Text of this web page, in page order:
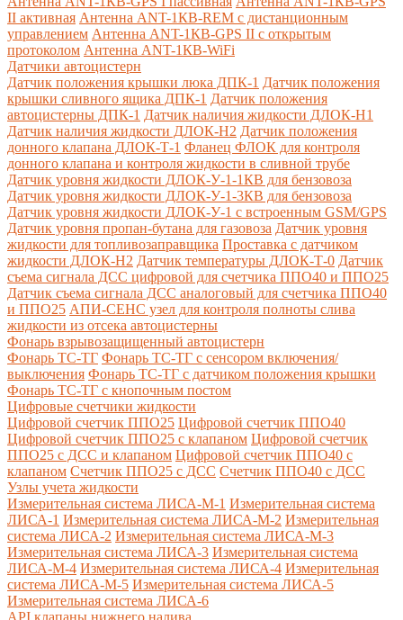
II активная Антенна ANT-1КВ-REM c дистанционным
управлением Антенна ANT-1КВ-GPS II с открытым
протоколом Антенна ANT-1КВ-WiFi
Датчики автоцистерн
Датчик положения крышки люка ДПК-1 Датчик положения
крышки сливного ящика ДПК-1 Датчик положения
автоцистерны ДПК-1 Датчик наличия жидкости ДЛОК-Н1
Датчик наличия жидкости ДЛОК-Н2 Датчик положения
донного клапана ДЛОК-Т-1 Фланец ФЛОК для контроля
донного клапана и контроля жидкости в сливной трубе
Датчик уровня жидкости ДЛОК-У-1-1КВ для бензовоза
Датчик уровня жидкости ДЛОК-У-1-3КВ для бензовоза
Датчик уровня жидкости ДЛОК-У-1 с встроенным GSM/GPS
Датчик уровня пропан-бутана для газовоза Датчик уровня
жидкости для топливозаправщика Проставка с датчиком
жидкости ДЛОК-Н2 Датчик температуры ДЛОК-Т-0 Датчик
съема сигнала ДСС цифровой для счетчика ППО40 и ППО25
Датчик съема сигнала ДСС аналоговый для счетчика ППО40
и ППО25 АПИ-СЕНС узел для контроля полноты слива
жидкости из отсека автоцистерны
Фонарь взрывозащищенный автоцистерн
Фонарь ТС-ТГ Фонарь ТС-ТГ с сенсором включения/
выключения Фонарь ТС-ТГ с датчиком положения крышки
Фонарь ТС-ТГ с кнопочным постом
Цифровые счетчики жидкости
Цифровой счетчик ППО25 Цифровой счетчик ППО40
Цифровой счетчик ППО25 с клапаном Цифровой счетчик
ППО25 с ДСС и клапаном Цифровой счетчик ППО40 с
клапаном Счетчик ППО25 с ДСС Счетчик ППО40 с ДСС
Узлы учета жидкости
Измерительная система ЛИСА-М-1 Измерительная система
ЛИСА-1 Измерительная система ЛИСА-М-2 Измерительная
система ЛИСА-2 Измерительная система ЛИСА-М-3
Измерительная система ЛИСА-3 Измерительная система
ЛИСА-М-4 Измерительная система ЛИСА-4 Измерительная
система ЛИСА-М-5 Измерительная система ЛИСА-5
Измерительная система ЛИСА-6
API клапаны нижнего налива